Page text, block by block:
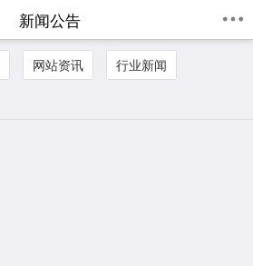
新闻公告
网站资讯
行业新闻